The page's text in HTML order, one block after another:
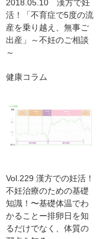
2018.05.10 漢方で妊
活！「不育症で5度の流
産を乗り越え、無事ご
出産」～不妊のご相談
～
健康コラム
Vol.229 漢方での妊活！
不妊治療のための基礎
知識！〜基礎体温でわ
かることー排卵日を知
るだけでなく、体質の